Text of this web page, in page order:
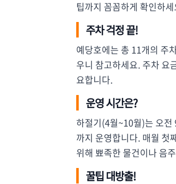
팁까지 꼼꼼하게 확인하
주차 걱정 끝!
예당호에는 총 11개의 주
우니 참고하세요. 주차 요
요합니다.
운영 시간은?
하절기(4월~10월)는 오
까지 운영합니다. 매월 첫
위해 뾰족한 물건이나 음
꿀팁 대방출!